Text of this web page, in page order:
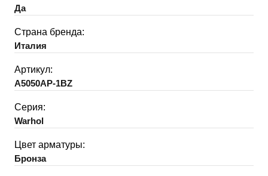
Да
Страна бренда:
Италия
Артикул:
A5050AP-1BZ
Серия:
Warhol
Цвет арматуры:
Бронза